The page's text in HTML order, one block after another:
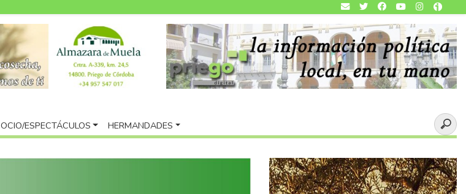
OCIO/ESPECTÁCULOS HERMANDADES